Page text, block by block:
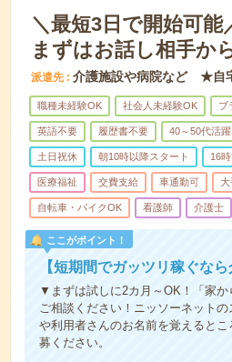
＼最短3日で開始可能
まずはお話し相手か
派遣先 介護施設や病院など ★自
職種未経験OK 社会人未経験OK ブ
英語不要 履歴書不要 40～50代活躍
土日祝休 朝10時以降スタート 16
医療福祉 交費支給 車通勤可 大
自転車・バイクOK 看護師 介護士
ここがポイント！
【短期間でガッツリ稼ぐな
▼まずは試しに2カ月～OK！「家
ご相談ください！ニッソーネット
や利用者さんのお名前を覚えると
募ください。